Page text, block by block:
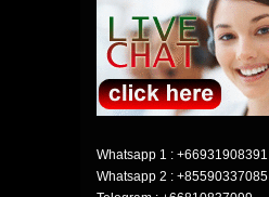
Whatsapp 1 : +66931908391
Whatsapp 2 : +85590337085